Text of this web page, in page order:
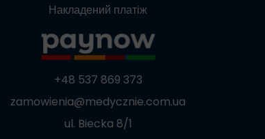
Накладений платіж
+48 537 869 373
zamowienia@medycznie.com.ua
ul. Biecka 8/1